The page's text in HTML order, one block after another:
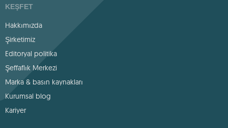
KEŞFET
Hakkımızda
Şirketimiz
Editoryal politika
Şeffaflık Merkezi
Marka & basın kaynakları
Kurumsal blog
Kariyer